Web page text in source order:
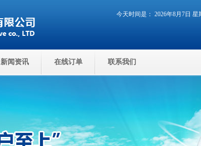
今天时间是： 2026年8月7日 星
新闻资讯 在线订单 联系我们